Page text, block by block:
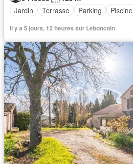
Jardin
Terrasse Parking Piscine
Il y a 5 jours, 12 heures sur Leboncoin